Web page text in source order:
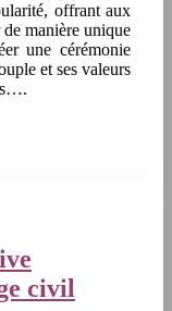
offrant aux
manière unique
une cérémonie
et ses valeurs
civil